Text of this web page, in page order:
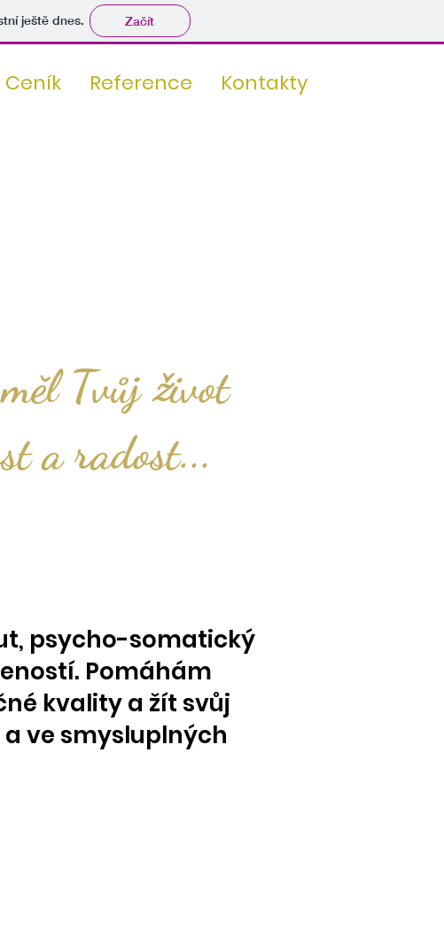
ještě dnes. Začít
Ceník Reference Kontakty
Tvůjživot
a radost...
psycho-somatický
Pomáhám
kvality a žít svůj
ve smysluplných